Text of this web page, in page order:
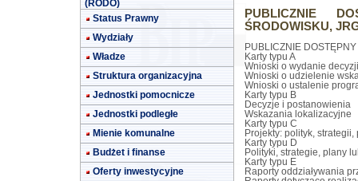
(RODO)
Status Prawny
Wydziały
Władze
Struktura organizacyjna
Jednostki pomocnicze
Jednostki podległe
Mienie komunalne
Budżet i finanse
Oferty inwestycyjne
PUBLICZNIE
ŚRODOWISKU,
PUBLICZNIE
Karty typu A
Wnioski o wydanie decyzji
Wnioski o udzielenie
Wnioski o ustalenie
Karty typu B
Decyzje i postanowienia
Wskazania lokalizacyjne
Karty typu C
Projekty: polityk,
Karty typu D
Polityki, strategie, plany
Karty typu E
Raporty oddziaływania